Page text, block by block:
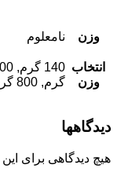
وزن نامعلوم
انتخاب
وزن
گرم, 800 گرم, 1 کیلو گرم
دیدگاهها
هیچ دیدگاهی برای